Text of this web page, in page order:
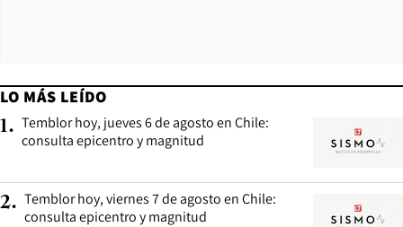
LO MÁS LEÍDO
1. Temblor hoy, jueves 6 de agosto en Chile:
consulta epicentro y magnitud
2. Temblor hoy, viernes 7 de agosto en Chile:
consulta epicentro y magnitud